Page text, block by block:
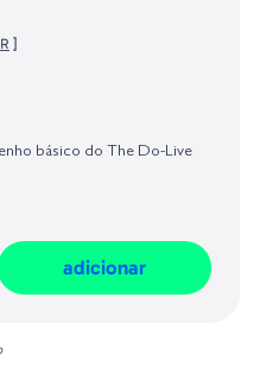
]
requerido no Regulamento
básico do The Do-Live
para focar no "Back
você o usa
adicionar